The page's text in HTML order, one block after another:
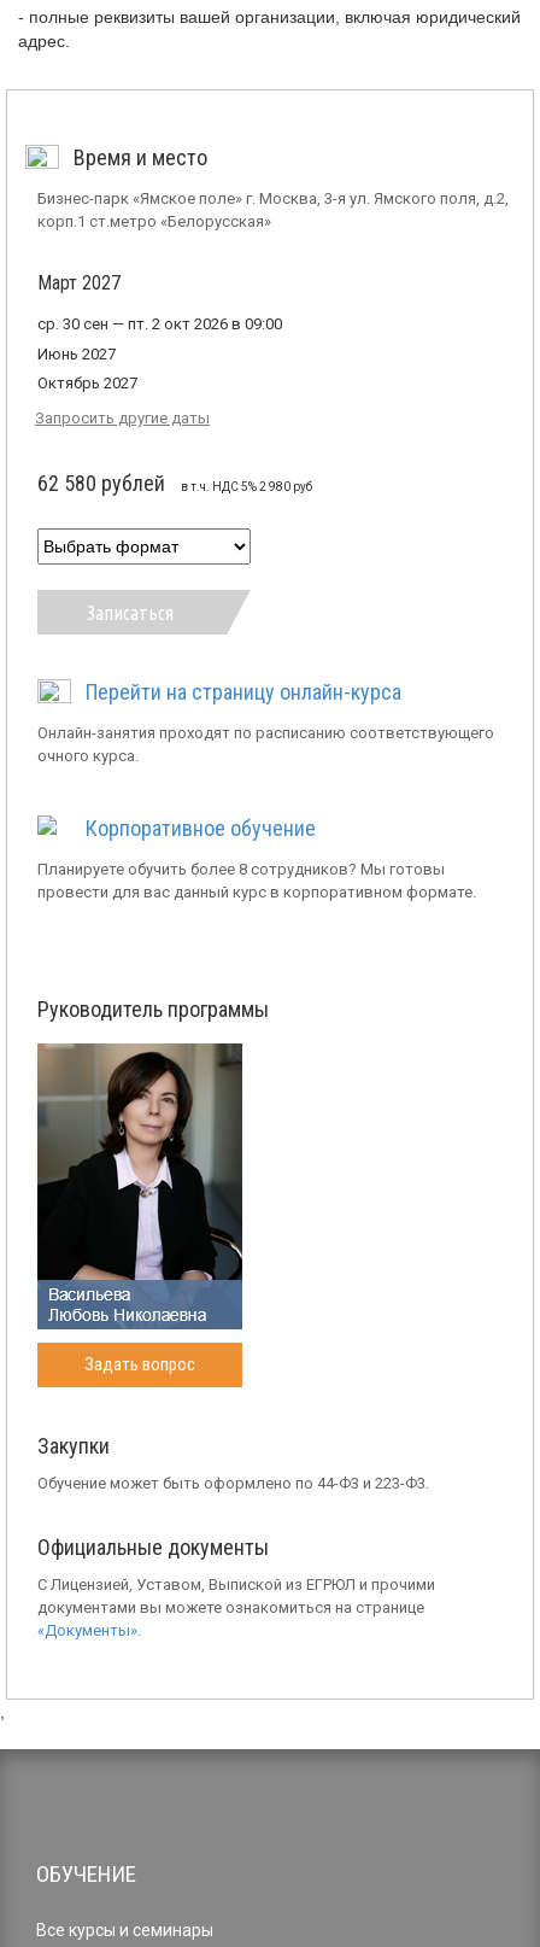
- полные реквизиты вашей организации, включая юридический
адрес.
Время и место
Бизнес-парк «Ямское поле» г. Москва, 3-я ул. Ямского поля, д.2,
корп.1 ст.метро «Белорусская»
Март 2027
ср. 30 сен — пт. 2 окт 2026 в 09:00
Июнь 2027
Октябрь 2027
Запросить другие даты
62 580 рублей в т.ч. НДС 5% 2 980 руб
Записаться
Перейти на страницу онлайн-курса
Онлайн-занятия проходят по расписанию соответствующего
очного курса.
Корпоративное обучение
Планируете обучить более 8 сотрудников? Мы готовы
провести для вас данный курс в корпоративном формате.
Руководитель программы
Задать вопрос
Закупки
Обучение может быть оформлено по 44-Ф3 и 223-Ф3.
Официальные документы
С Лицензией, Уставом, Выпиской из ЕГРЮЛ и прочими
документами вы можете ознакомиться на странице
«Документы».
ОБУЧЕНИЕ
Все курсы и семинары